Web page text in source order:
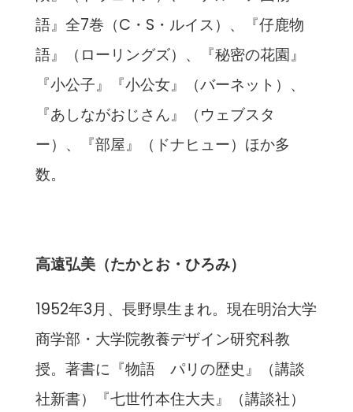
語』全7巻（C・S・ルイス）、『仔鹿物
語』（ローリングズ）、『秘密の花園』
『小公子』『小公女』（バーネット）、
『あしながおじさん』（ウェブスタ
ー）、『部屋』（ドナヒュー）ほか多
数。
高遠弘美（たかとお・ひろみ）
1952年3月、長野県生まれ。現在明治大学
商学部・大学院教養デザイン研究科教
授。著書に『物語 パリの歴史』（講談
社新書）『七世竹本住大夫』（講談社）